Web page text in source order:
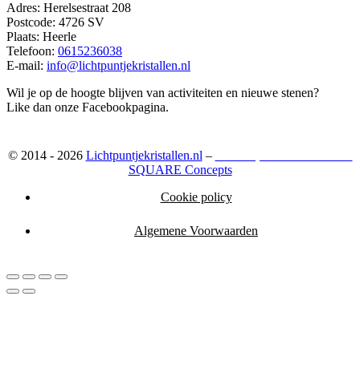
Adres: Herelsestraat 208
Postcode: 4726 SV
Plaats: Heerle
Telefoon: 0615236038
E-mail: info@lichtpuntjekristallen.nl
Wil je op de hoogte blijven van activiteiten en nieuwe stenen?
Like dan onze Facebookpagina.
© 2014 - 2026 Lichtpuntjekristallen.nl –
SQUARE Concepts
Cookie policy
Algemene Voorwaarden